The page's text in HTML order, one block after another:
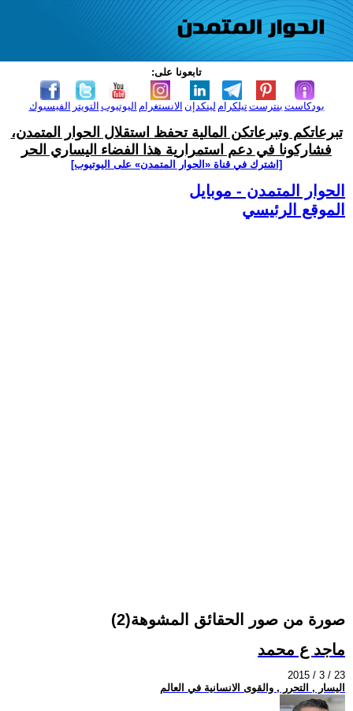
تابعونا على:
الفيسبوك التويتر اليوتيوب الانستغرام لينكدإن تيلكرامبنترست بودكاست
تبرعاتكم وتبرعاتكن المالية تحفظ استقلال الحوار المتمدن،
فشاركونا في دعم استمرارية هذا الفضاء اليساري الحر
[اشترك في قناة ‫«الحوار المتمدن» على اليوتيوب]
الحوار المتمدن - موبايل
الموقع الرئيسي
صورة من صور الحقائق المشوهة(2)
ماجد ع محمد
2015 / 3 / 23
اليسار , التحرر , والقوى الانسانية في العالم